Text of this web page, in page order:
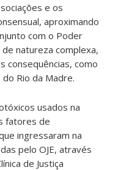
e os
aproximando
com o Poder
natureza complexa,
consequências, como
Rio da Madre.
usados na
fatores de
ingressaram na
pelo OJE, através
de Justiça